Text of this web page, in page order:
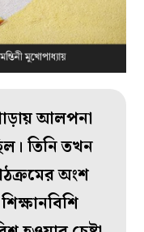
আলপনা
তিনি তখন
অংশ